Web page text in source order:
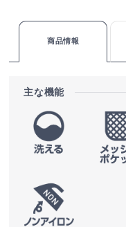
商品情報
主な機能